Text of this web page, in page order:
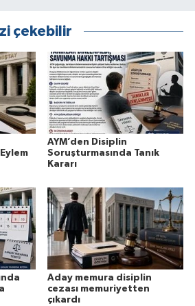
çekebilir
AYM’den Disiplin
Soruşturmasında Tanık
Kararı
Aday memura disiplin
cezası memuriyetten
çıkardı